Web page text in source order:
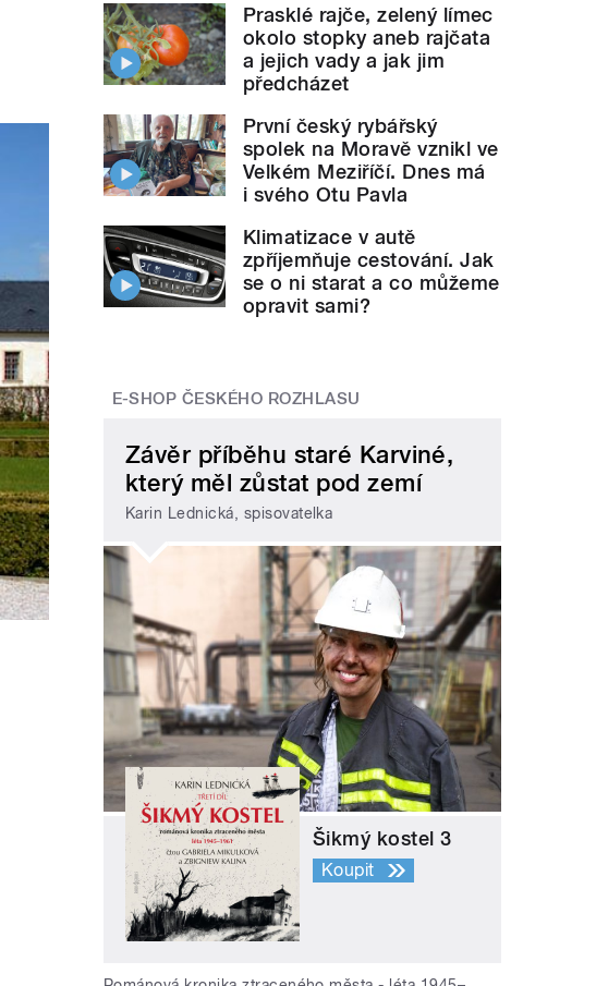
Prasklé rajče, zelený límec
okolo stopky aneb rajčata
a jejich vady a jak jim
předcházet
První český rybářský
spolek na Moravě vznikl ve
Velkém Meziříčí. Dnes má
i svého Otu Pavla
Klimatizace v autě
zpříjemňuje cestování. Jak
se o ni starat a co můžeme
opravit sami?
E-SHOP ČESKÉHO ROZHLASU
Závěr příběhu staré Karviné,
který měl zůstat pod zemí
Karin Lednická, spisovatelka
Šikmý kostel 3
Koupit